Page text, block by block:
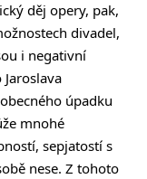
děj opery, pak,
divadel,
i negativní
úpadku
mnohé
sepjatostí s
nese. Z tohoto